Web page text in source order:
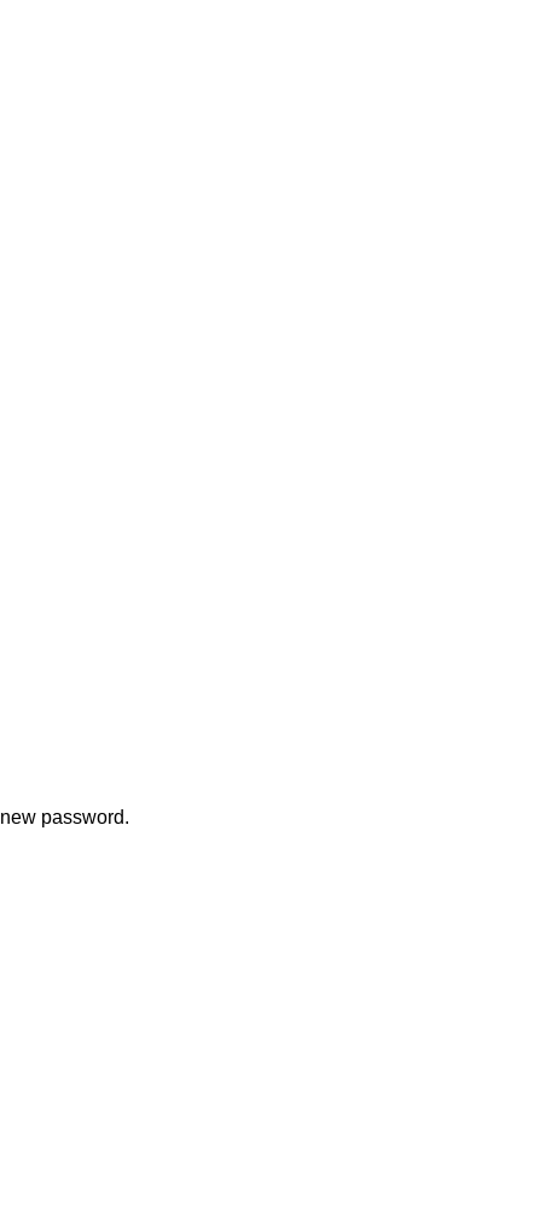
password.